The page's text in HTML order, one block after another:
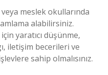
meslek okullarında
alabilirsiniz.
yaratıcı düşünme,
iletişim becerileri ve
sahip olmalısınız.